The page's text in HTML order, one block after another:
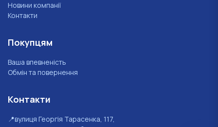
Новини компанії
Контакти
Покупцям
Ваша впевненість
Обмін та повернення
Контакти
📍вулиця Георгія Тарасенка, 117,